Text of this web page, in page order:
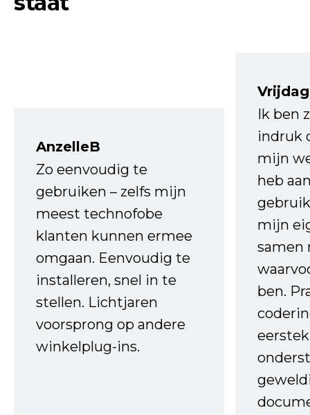
AnzelleB
Zo eenvoudig te
gebruiken – zelfs mijn
meest technofobe
klanten kunnen ermee
omgaan. Eenvoudig te
installeren, snel in te
stellen. Lichtjaren
voorsprong op andere
winkelplug-ins.
Ik ben
indruk
mijn
heb
mijn
samen
ben.